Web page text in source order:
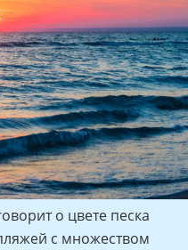
о цвете песка
с множеством